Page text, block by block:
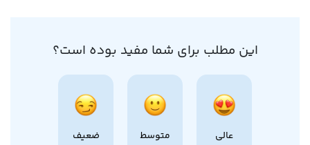
این مطلب برای شما مفید بوده است؟
عالی متوسط ضعیف